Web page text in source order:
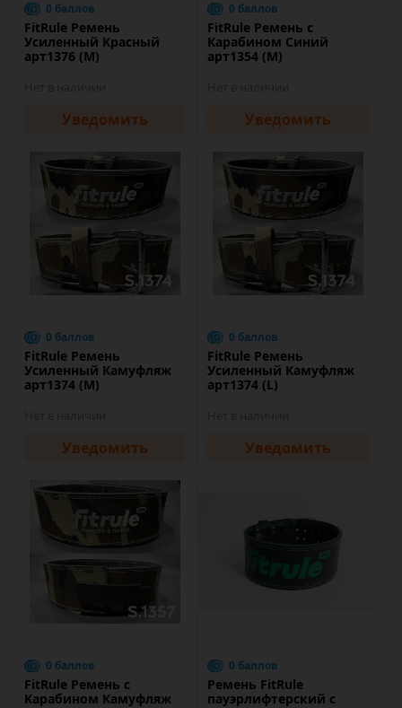
0 баллов
FitRule Ремень
Усиленный Красный
арт1376 (M)
Уведомить
0 баллов
FitRule Ремень с
Карабином Синий
арт1354 (M)
Уведомить
0 баллов
FitRule Ремень
Усиленный Камуфляж
арт1374 (M)
Уведомить
0 баллов
FitRule Ремень
Усиленный Камуфляж
арт1374 (L)
Уведомить
0 баллов
FitRule Ремень с
Карабином Камуфляж
0 баллов
Ремень FitRule
пауэрлифтерский с